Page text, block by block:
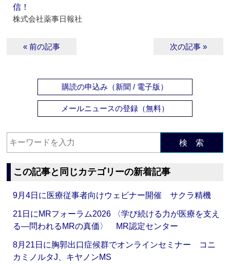
信！
株式会社薬事日報社
« 前の記事 次の記事 »
購読の申込み（新聞 / 電子版）
メールニュースの登録（無料）
検 索
この記事と同じカテゴリーの新着記事
9月4日に医療従事者向けウェビナー開催 サクラ精機
21日にMRフォーラム2026 〈学び続ける力が医療を支え
る―問われるMRの真価〉 MR認定センター
8月21日に胸郭出口症候群でオンラインセミナー コニ
カミノルタJ、キヤノンMS